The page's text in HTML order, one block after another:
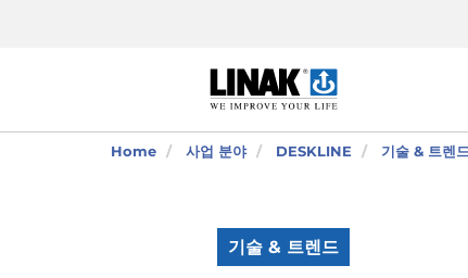
Home 사업 분야 DESKLINE 기술 & 트렌드
기술 & 트렌드